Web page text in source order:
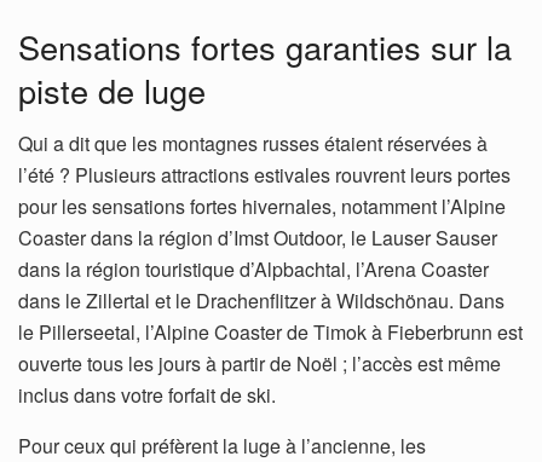
Sensations fortes garanties sur la
piste de luge
Qui a dit que les montagnes russes étaient réservées à
l’été ? Plusieurs attractions estivales rouvrent leurs portes
pour les sensations fortes hivernales, notamment l’Alpine
Coaster dans la région d’Imst Outdoor, le Lauser Sauser
dans la région touristique d’Alpbachtal, l’Arena Coaster
dans le Zillertal et le Drachenflitzer à Wildschönau. Dans
le Pillerseetal, l’Alpine Coaster de Timok à Fieberbrunn est
ouverte tous les jours à partir de Noël ; l’accès est même
inclus dans votre forfait de ski.
Pour ceux qui préfèrent la luge à l’ancienne, les